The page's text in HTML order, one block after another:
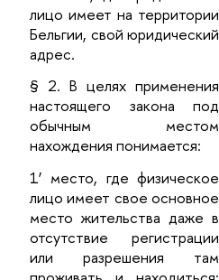
лицо имеет на территории
Бельгии, свой юридический
адрес.
§ 2. В целях применения
настоящего закона под
обычным местом
нахождения понимается:
1’ место, где физическое
лицо имеет свое основное
место жительства даже в
отсутствие регистрации
или разрешения там